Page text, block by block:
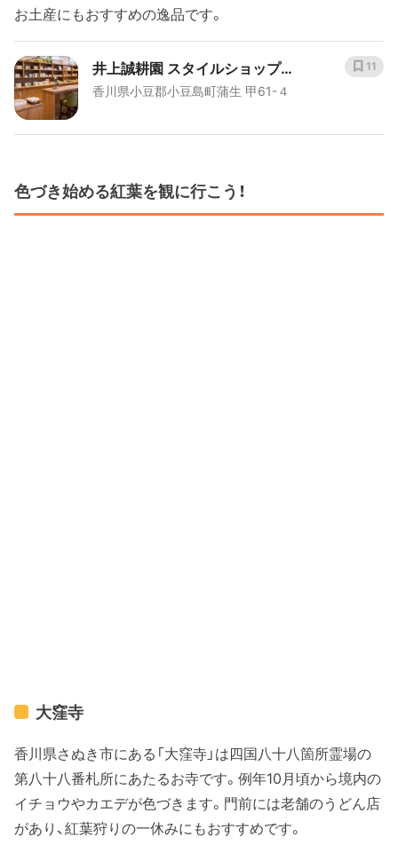
お土産にもおすすめの逸品です。
井上誠耕園 スタイルショップ
mother's
香川県小豆郡小豆島町蒲生 甲61-４
11
色づき始める紅葉を観に行こう！
大窪寺
香川県さぬき市にある「大窪寺」は四国八十八箇所霊場の
第八十八番札所にあたるお寺です。例年10月頃から境内の
イチョウやカエデが色づきます。門前には老舗のうどん店
があり、紅葉狩りの一休みにもおすすめです。